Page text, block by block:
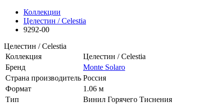
Коллекции
Целестин / Celestia
9292-00
Целестин / Celestia
Коллекция
Целестин / Celestia
Бренд
Monte Solaro
Страна производитель Россия
Формат
1.06 м
Тип
Винил Горячего Тиснения